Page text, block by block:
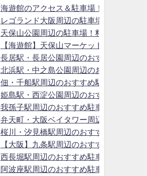
海遊館のアクセス＆駐車場！料金無料割
レゴランド大阪周辺の駐車場！料金の安
天保山公園周辺の駐車場！料金の安いお
【海遊館】天保山マーケットプレイスの
長居駅・長居公園周辺のおすすめ駐車場
北浜駅・中之島公園周辺のおすすめ駐車
佃・千船駅周辺のおすすめ駐車場！予約
姫島駅・西淀公園周辺のおすすめ駐車場
我孫子駅周辺のおすすめ駐車場！予約は
弁天町・大阪ベイタワー周辺のおすすめ
桜川・汐見橋駅周辺のおすすめ駐車場！
【大阪】九条駅周辺のおすすめ駐車場
西長堀駅周辺のおすすめ駐車場！予約は
阿波座駅周辺のおすすめ駐車場！予約は